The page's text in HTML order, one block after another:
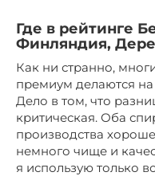
Где в рейтинге
Финляндия,
Как ни странно,
премиум делаются
Дело в том, что
критическая. Оба
производства
немного чище и
я использую только